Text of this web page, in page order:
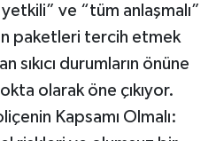
ve “tüm anlaşmalı”
paketleri tercih etmek
sıkıcı durumların önüne
olarak öne çıkıyor.
Kapsamı Olmalı: